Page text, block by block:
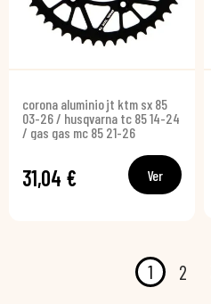
corona aluminio jt ktm sx 85
03-26 / husqvarna tc 85 14-24
/ gas gas mc 85 21-26
31,04 € Ver
1 2